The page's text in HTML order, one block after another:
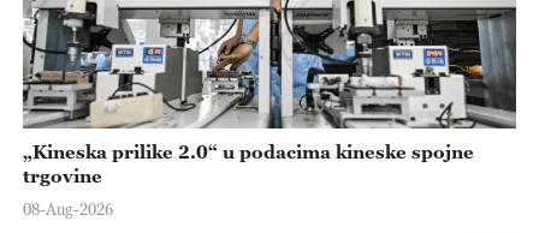
„Kineska prilike 2.0“ u podacima kineske spojne
trgovine
08-Aug-2026